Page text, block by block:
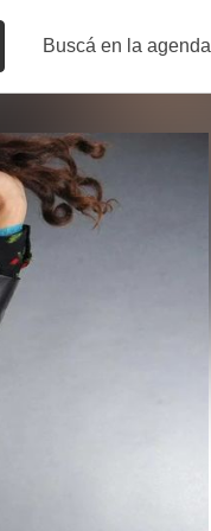
Buscá en la agenda